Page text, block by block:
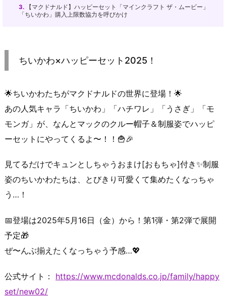
3. 【マクドナルド】ハッピーセット「マインクラフト ザ・ムービー」
「ちいかわ」購入上限数協力を呼びかけ
ちいかわ×ハッピーセット2025！
🌟ちいかわたちがマクドナルドの世界に登場！🌟
あの人気キャラ「ちいかわ」「ハチワレ」「うさぎ」「モ
モンガ」が、なんとマックのクルー帽子＆制服姿でハッピ
ーセットにやってくるよ〜！！🍟🎉
見てるだけでキュンとしちゃうおまけ[おもちゃ]付き✨制服
姿のちいかわたちは、とびきり可愛くて集めたくなっちゃ
う…！
📅登場は2025年5月16日（金）から！第1弾・第2弾で展開
予定🎁
ぜ〜んぶ揃えたくなっちゃう予感…💖
公式サイト：
https://www.mcdonalds.co.jp/family/happy
set/new02/